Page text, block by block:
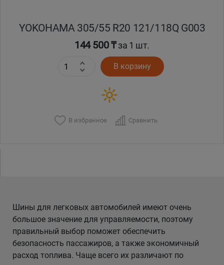
YOKOHAMA 305/55 R20 121/118Q G003
144 500 ₸за 1 шт.
В корзину
В избранное Сравнить
Шины для легковых автомобилей имеют очень
большое значение для управляемости, поэтому
правильный выбор поможет обеспечить
безопасность пассажиров, а также экономичный
расход топлива. Чаще всего их различают по